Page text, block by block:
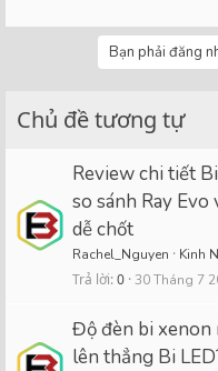
Bạn phải đăng
Chủ đề tương tự
Review chi tiết
so sánh Ray
dễ chốt
Rachel_Nguyen Kinh
Trả lời 0 30 Tháng 7
Độ đèn bi xenon
lên thẳng Bi